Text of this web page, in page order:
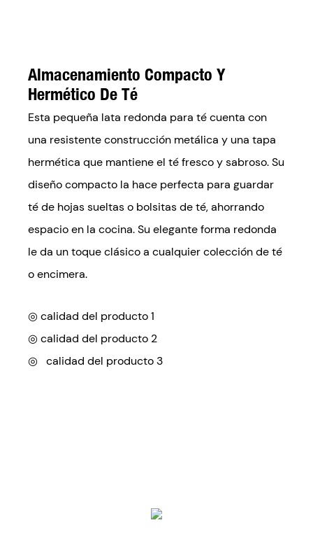
Almacenamiento Compacto Y
Hermético De Té
Esta pequeña lata redonda para té cuenta con
una resistente construcción metálica y una tapa
hermética que mantiene el té fresco y sabroso. Su
diseño compacto la hace perfecta para guardar
té de hojas sueltas o bolsitas de té, ahorrando
espacio en la cocina. Su elegante forma redonda
le da un toque clásico a cualquier colección de té
o encimera.
◎ calidad del producto 1
◎ calidad del producto 2
◎
calidad del producto 3